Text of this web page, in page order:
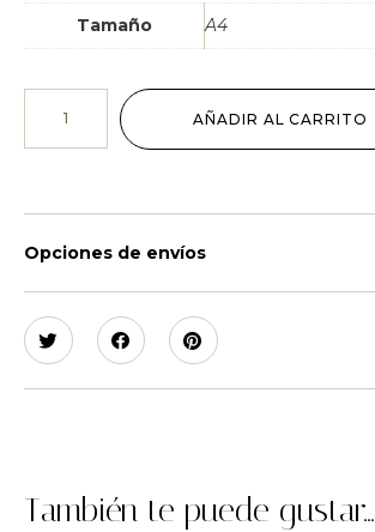
Tamaño A4
AÑADIR AL CARRITO
Opciones de envíos
También te puede gustar...